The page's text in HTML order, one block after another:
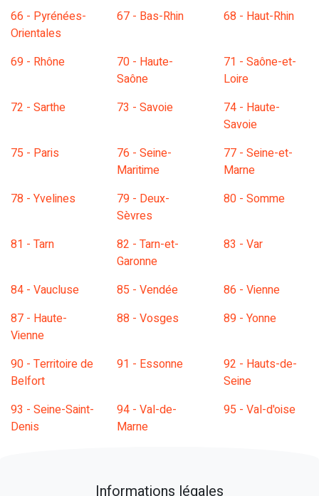
66 - Pyrénées-
Orientales
67 - Bas-Rhin 68 - Haut-Rhin
69 - Rhône
70 - Haute-
Saône
71 - Saône-et-
Loire
72 - Sarthe
73 - Savoie
74 - Haute-
Savoie
75 - Paris
76 - Seine-
Maritime
77 - Seine-et-
Marne
78 - Yvelines
79 - Deux-
Sèvres
80 - Somme
81 - Tarn
82 - Tarn-et-
Garonne
83 - Var
84 - Vaucluse 85 - Vendée
86 - Vienne
87 - Haute-
Vienne
88 - Vosges 89 - Yonne
90 - Territoire de
Belfort
91 - Essonne
92 - Hauts-de-
Seine
93 - Seine-Saint-
Denis
94 - Val-de-
Marne
95 - Val-d'oise
Informations légales